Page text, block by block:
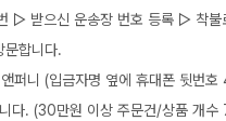
▷ 받으신 운송장 번호 등록 ▷ 착불
문합니다.
니 (입금자명 옆에 휴대폰 뒷번호
다. (30만원 이상 주문건/상품 개